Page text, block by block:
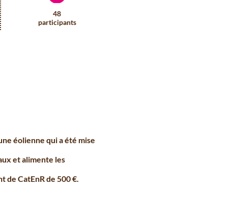
48
participants
éolienne qui a été mise
et alimente les
de CatEnR de 500 €.